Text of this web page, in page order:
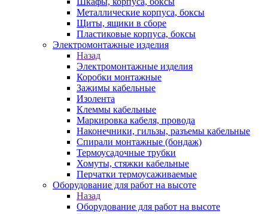
Металлические корпуса, боксы
Щиты, ящики в сборе
Пластиковые корпуса, боксы
Электромонтажные изделия
Назад
Электромонтажные изделия
Коробки монтажные
Зажимы кабельные
Изолента
Клеммы кабельные
Маркировка кабеля, провода
Наконечники, гильзы, разъемы кабельные
Спирали монтажные (бондаж)
Термоусадочные трубки
Хомуты, стяжки кабельные
Перчатки термоусаживаемые
Оборудование для работ на высоте
Назад
Оборудование для работ на высоте